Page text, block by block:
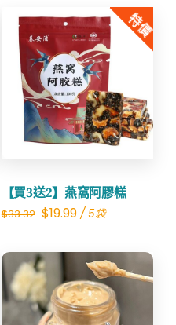
特價
【買3送2】燕窩阿膠糕
$33.32 Original
was:
$33.32.
$19.99Current
is:
$19.99.
/ 5袋
Share